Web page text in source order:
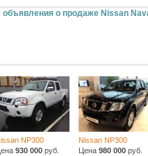
объявления о продаже Nissan
NP300
930 000руб.
Nissan NP300
Цена 980 000руб.